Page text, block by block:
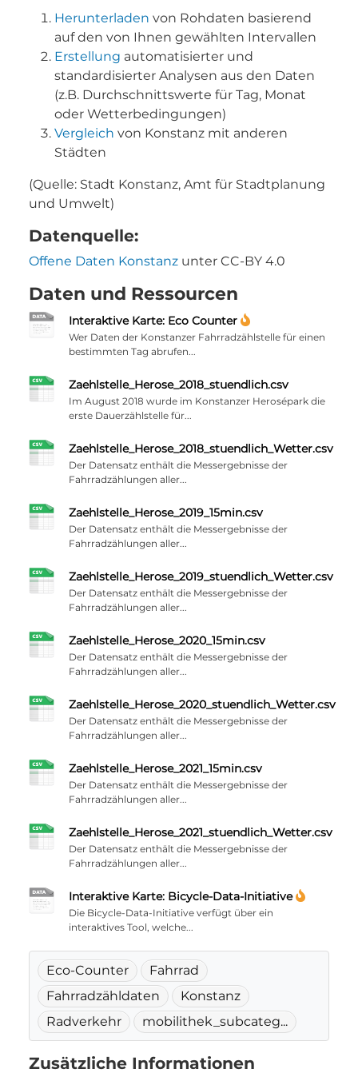
Herunterladen von Rohdaten basierend
auf den von Ihnen gewählten Intervallen
Erstellung automatisierter und
standardisierter Analysen aus den Daten
(z.B. Durchschnittswerte für Tag, Monat
oder Wetterbedingungen)
Vergleich von Konstanz mit anderen
Städten
(Quelle: Stadt Konstanz, Amt für Stadtplanung
und Umwelt)
Datenquelle:
Offene Daten Konstanz unter CC-BY 4.0
Daten und Ressourcen
Interaktive Karte: Eco Counter
Wer Daten der Konstanzer Fahrradzählstelle für einen
bestimmten Tag abrufen...
Zaehlstelle_Herose_2018_stuendlich.csv
Im August 2018 wurde im Konstanzer Herosépark die
erste Dauerzählstelle für...
Zaehlstelle_Herose_2018_stuendlich_Wetter.csv
Der Datensatz enthält die Messergebnisse der
Fahrradzählungen aller...
Zaehlstelle_Herose_2019_15min.csv
Der Datensatz enthält die Messergebnisse der
Fahrradzählungen aller...
Zaehlstelle_Herose_2019_stuendlich_Wetter.csv
Der Datensatz enthält die Messergebnisse der
Fahrradzählungen aller...
Zaehlstelle_Herose_2020_15min.csv
Der Datensatz enthält die Messergebnisse der
Fahrradzählungen aller...
Zaehlstelle_Herose_2020_stuendlich_Wetter.csv
Der Datensatz enthält die Messergebnisse der
Fahrradzählungen aller...
Zaehlstelle_Herose_2021_15min.csv
Der Datensatz enthält die Messergebnisse der
Fahrradzählungen aller...
Zaehlstelle_Herose_2021_stuendlich_Wetter.csv
Der Datensatz enthält die Messergebnisse der
Fahrradzählungen aller...
Interaktive Karte: Bicycle-Data-Initiative
Die Bicycle-Data-Initiative verfügt über ein
interaktives Tool, welche...
Eco-Counter
Fahrrad
Fahrradzähldaten
Konstanz
Radverkehr
mobilithek_subcateg...
Zusätzliche Informationen